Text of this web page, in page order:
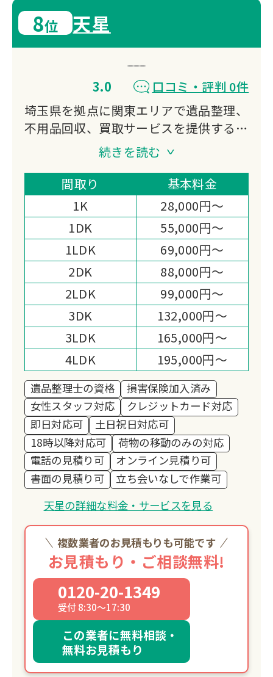
8位 天星
3.0
口コミ・評判 0件
埼玉県を拠点に関東エリアで遺品整理、
不用品回収、買取サービスを提供する天
故人の想いを大切にしながら、ご遺族の
負担を軽減する丁寧な作業を心がけてい
ます。
各種サービスをワンストップで対応可能
です。
続きを読む
間取り
基本料金
1K
28,000円～
1DK
55,000円～
1LDK
69,000円～
2DK
88,000円～
2LDK
99,000円～
3DK
132,000円～
3LDK
165,000円～
4LDK
195,000円～
遺品整理士の資格
損害保険加入済み
女性スタッフ対応
クレジットカード対応
即日対応可
土日祝日対応可
18時以降対応可
荷物の移動のみの対応
電話の見積り可
オンライン見積り可
書面の見積り可
立ち会いなしで作業可
天星の詳細な料金・サービスを見る
複数業者のお見積もりも可能です
お見積もり・ご相談無料!
0120-20-1349
受付 8:30～17:30
この業者に無料相談・
無料お見積もり